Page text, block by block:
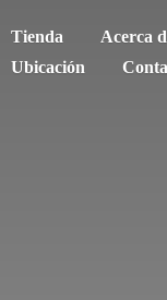
Tienda
Acerca
Ubicación